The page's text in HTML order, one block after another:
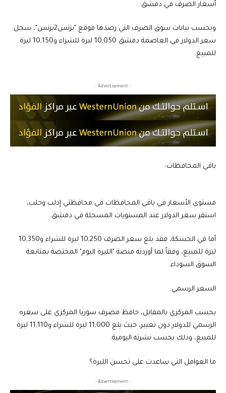
أسعار الصرف في دمشق:
وبحسب بيانات سوق الصرف التي رصدها موقع "بزنس2بزنس"، سجل
سعر الدولار في العاصمة دمشق 10,050 ليرة للشراء و10,150 ليرة
للمبيع.
- Advertisement -
باقي المحافظات:
مستوى الأسعار في باقي المحافظات في محافظتي إدلب وحلب،
استقر سعر الدولار عند المستويات المسجلة في دمشق.
أما في الحسكة، فقد بلغ سعر الصرف 10,250 ليرة للشراء و10,350
ليرة للمبيع، وفقاً لما أوردته منصة "الليرة اليوم" المختصة بمتابعة
السوق السوداء.
السعر الرسمي:
بحسب المركزي بالمقابل، حافظ مصرف سوريا المركزي على سعره
الرسمي للدولار دون تغيير، حيث بلغ 11,000 ليرة للشراء و11,110 ليرة
للمبيع، وذلك بحسب نشرته اليومية.
ما العوامل التي ساعدت على تحسن الليرة؟
- Advertisement -